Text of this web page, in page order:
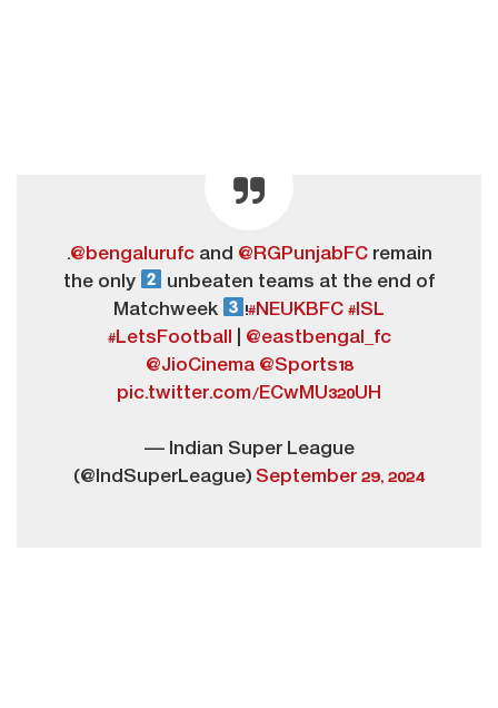
.@bengalurufcand @RGPunjabFCremain
the only
unbeaten teams at the end of
Matchweek
!#NEUKBFC #ISL
#LetsFootball
@eastbengal_fc
@JioCinema @Sports18
pic.twitter.com/ECwMU320UH
— Indian Super League
(@IndSuperLeague) September 29, 2024